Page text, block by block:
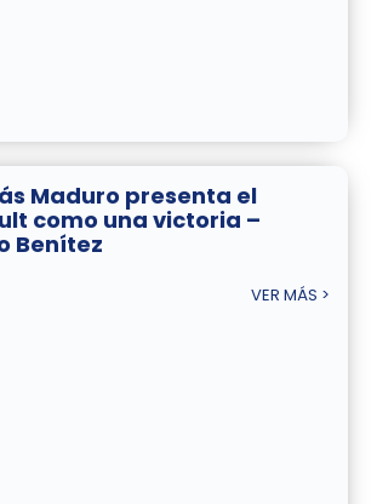
Maduro presenta el
como una victoria –
Benítez
VER MÁS >